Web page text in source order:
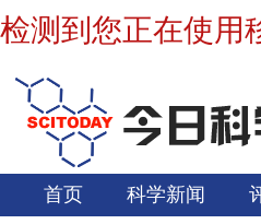
检测到您正在使用
首页 科学新闻